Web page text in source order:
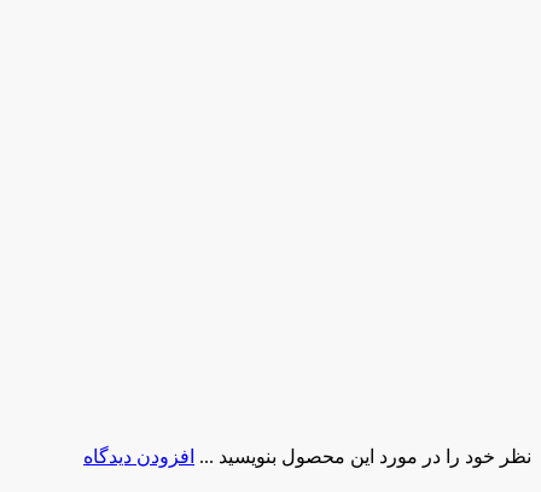
نظر خود را در مورد این محصول بنویسید ... افزودن دیدگاه